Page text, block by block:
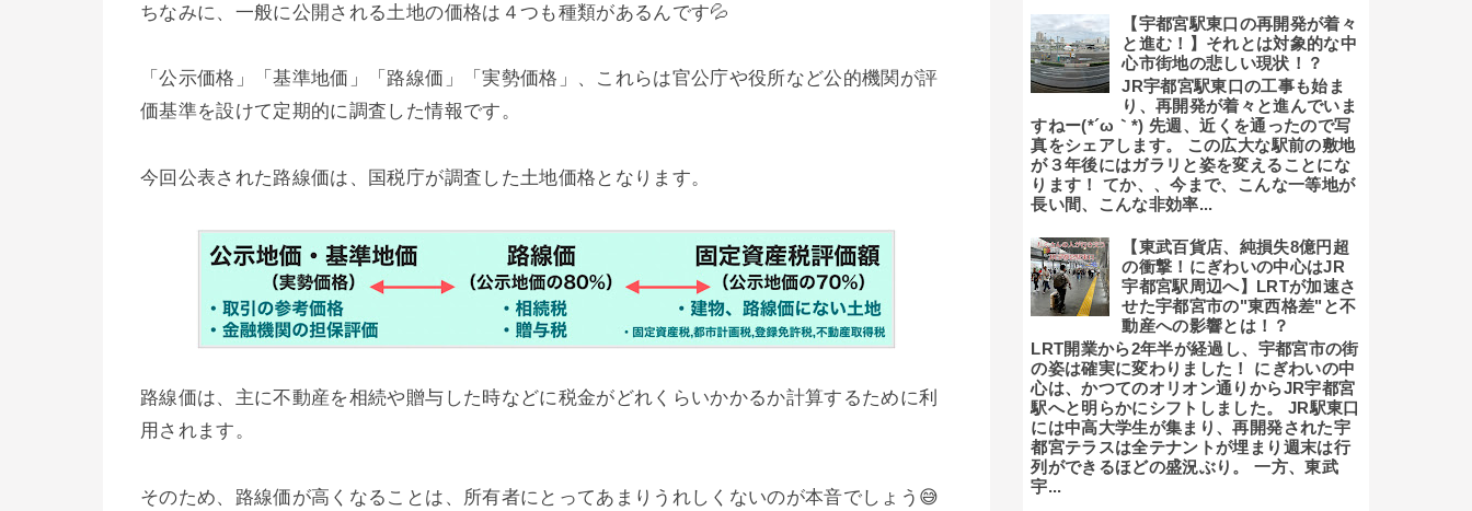
ちなみに、一般に公開される土地の価格は４つも種類があるんです💦
「公示価格」「基準地価」「路線価」「実勢価格」、これらは官公庁や役所など公的機関が評
価基準を設けて定期的に調査した情報です。
今回公表された路線価は、国税庁が調査した土地価格となります。
路線価は、主に不動産を相続や贈与した時などに税金がどれくらいかかるか計算するために利
用されます。
そのため、路線価が高くなることは、所有者にとってあまりうれしくないのが本音でしょう😅
【宇都宮駅東口の再開発が着々
と進む！】それとは対象的な中
心市街地の悲しい現状！？
JR宇都宮駅東口の工事も始ま
り、再開発が着々と進んでいま
すねー(*´ω｀*) 先週、近くを通ったので写
真をシェアします。 この広大な駅前の敷地
が３年後にはガラリと姿を変えることにな
ります！ てか、、今まで、こんな一等地が
長い間、こんな非効率...
【東武百貨店、純損失8億円超
の衝撃！にぎわいの中心はJR
宇都宮駅周辺へ】LRTが加速さ
せた宇都宮市の"東西格差"と不
動産への影響とは！？
LRT開業から2年半が経過し、宇都宮市の街
の姿は確実に変わりました！ にぎわいの中
心は、かつてのオリオン通りからJR宇都宮
駅へと明らかにシフトしました。 JR駅東口
には中高大学生が集まり、再開発された宇
都宮テラスは全テナントが埋まり週末は行
列ができるほどの盛況ぶり。 一方、東武
宇...